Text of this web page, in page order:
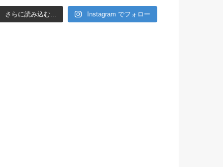
さらに読み込む... Instagram でフォロー